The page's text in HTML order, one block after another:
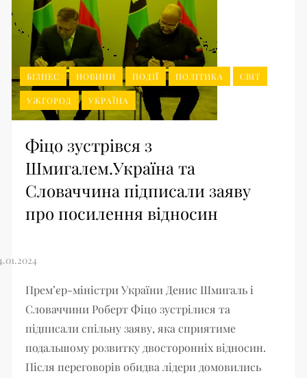
БІЗНЕС НОВИНИ ПОДІЇ ПОЛІТИКА СВІТ
УЖГОРОД УКРАЇНА
Фіцо зустрівся з
Шмигалем.Україна та
Словаччина підписали заяву
про посилення відносин
Прем’єр-міністри України Денис Шмигаль і
Словаччини Роберт Фіцо зустрілися та
підписали спільну заяву, яка сприятиме
подальшому розвитку двосторонніх відносин.
Після переговорів обидва лідери домовились